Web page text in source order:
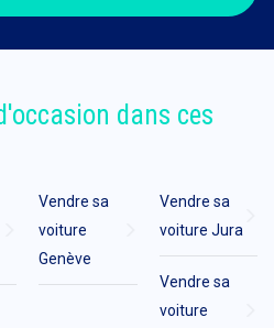
dans ces
Vendre sa
voiture
Genève
Vendre sa
voiture Jura
Vendre sa
voiture